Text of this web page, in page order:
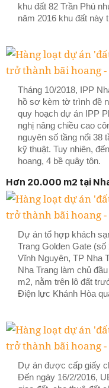
khu đất 82 Trần Phú
năm 2016 khu đất này
Tháng 10/2018, IPP
hồ sơ kèm tờ trình đề
quy hoạch dự án IPP
nghị nâng chiều cao
nguyên số tầng nổi 38
kỹ thuật. Tuy nhiên,
hoang, 4 bề quây tôn.
Hơn 20.000 m2 tại
Dự án tổ hợp khách
Trang Golden Gate
Vĩnh Nguyên, TP Nha
Nha Trang làm chủ
m2, nằm trên lô đất
Điện lực Khánh Hòa
Dự án được cấp giấy
Đến ngày 16/2/2016,